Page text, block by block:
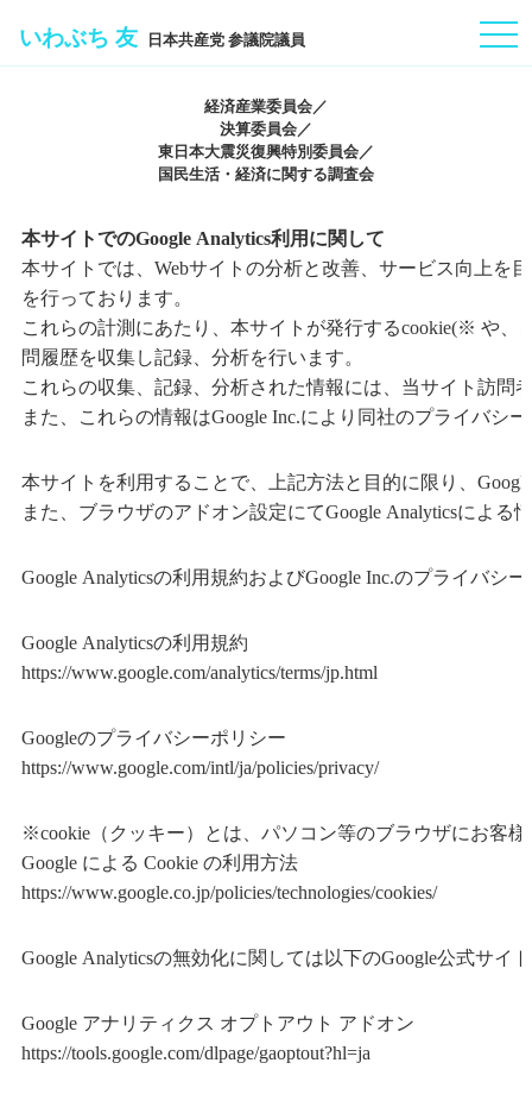
いわぶち 友 日本共産党 参議院議員
経済産業委員会／
決算委員会／
東日本大震災復興特別委員会／
国民生活・経済に関する調査会
本サイトでのGoogle Analytics利用に関して
本サイトでは、Webサイトの分析と改善、サービス向上を
を行っております。
これらの計測にあたり、本サイトが発行するcookie(※ や、
問履歴を収集し記録、分析を行います。
これらの収集、記録、分析された情報には、当サイト訪
また、これらの情報はGoogle Inc.により同社のプライバシ
本サイトを利用することで、上記方法と目的に限り、
また、ブラウザのアドオン設定にてGoogle Analyticsによる
Google Analyticsの利用規約およびGoogle Inc.のプライバ
Google Analyticsの利用規約
https://www.google.com/analytics/terms/jp.html
Googleのプライバシーポリシー
https://www.google.com/intl/ja/policies/privacy/
※cookie（クッキー）とは、パソコン等のブラウザにお客
Google による Cookie の利用方法
https://www.google.co.jp/policies/technologies/cookies/
Google Analyticsの無効化に関しては以下のGoogle公式サイ
Google アナリティクス オプトアウト アドオン
https://tools.google.com/dlpage/gaoptout?hl=ja